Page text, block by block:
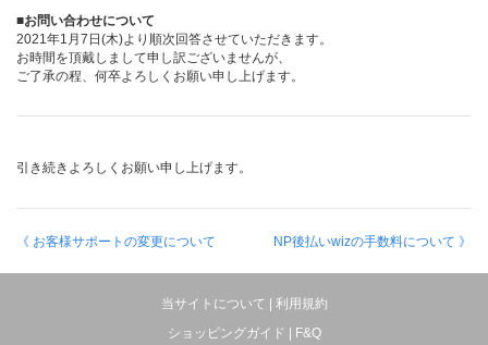
■お問い合わせについて
2021年1月7日(木)より順次回答させていただきます。
お時間を頂戴しまして申し訳ございませんが、
ご了承の程、何卒よろしくお願い申し上げます。
引き続きよろしくお願い申し上げます。
《 お客様サポートの変更について NP後払いwizの手数料について 》
当サイトについて | 利用規約
ショッピングガイド | F&Q